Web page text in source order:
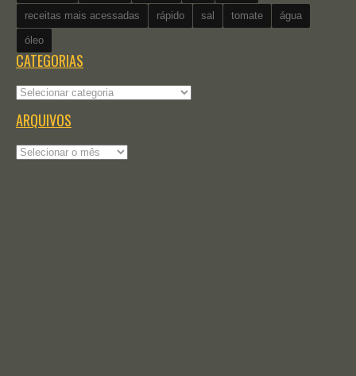
receitas mais acessadas rápido sal tomate água
óleo
CATEGORIAS
Categorias
ARQUIVOS
Arquivos